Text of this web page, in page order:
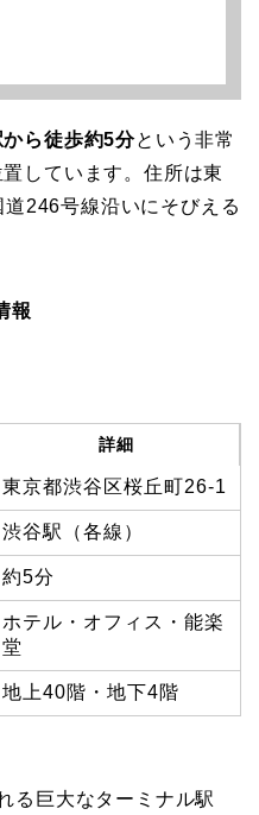
ら徒歩約5分という非常
しています。住所は東
246号線沿いにそびえる
報
詳細
東京都渋谷区桜丘町26-1
渋谷駅（各線）
約5分
ホテル・オフィス・能楽
堂
地上40階・地下4階
る巨大なターミナル駅